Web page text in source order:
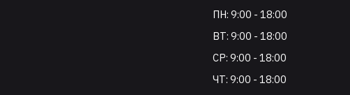
ПН: 9:00 - 18:00
ВТ: 9:00 - 18:00
СР: 9:00 - 18:00
ЧТ: 9:00 - 18:00